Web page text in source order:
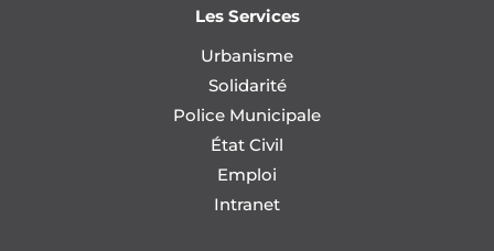
Les Services
Urbanisme
Solidarité
Police Municipale
État Civil
Emploi
Intranet